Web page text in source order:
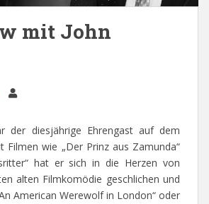
mit John
der diesjährige Ehrengast auf dem
Filmen wie „Der Prinz aus Zamunda“
hat er sich in die Herzen von
alten Filmkomödie geschlichen und
American Werewolf in London“ oder